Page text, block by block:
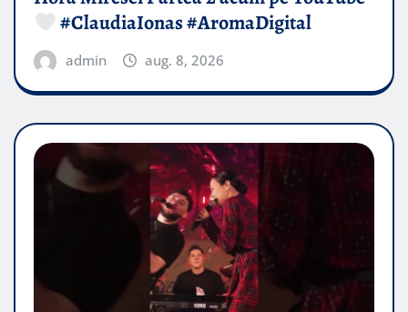
#ClaudiaIonas #AromaDigital
admin aug. 8, 2026